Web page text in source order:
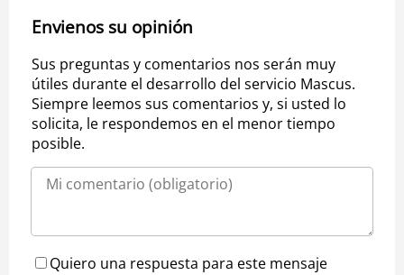
Envienos su opinión
Sus preguntas y comentarios nos serán muy
útiles durante el desarrollo del servicio Mascus.
Siempre leemos sus comentarios y, si usted lo
solicita, le respondemos en el menor tiempo
posible.
Quiero una respuesta para este mensaje